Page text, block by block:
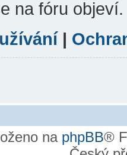
na fóru objeví.
|
na phpBB®